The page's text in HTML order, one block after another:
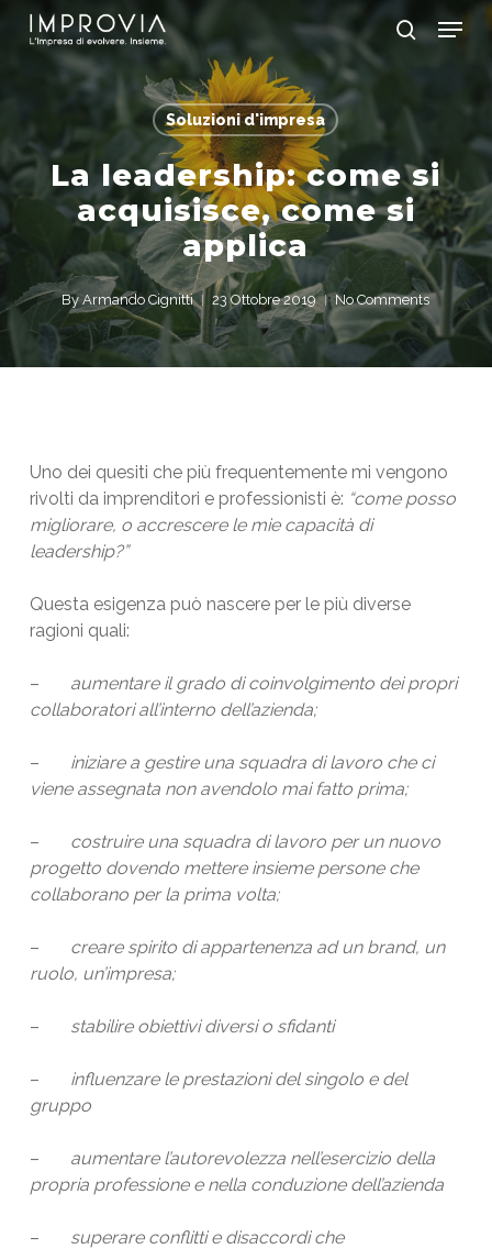
Skip
Menu
Soluzioni d'impresa
La leadership: come si
acquisisce, come si
applica
By Armando Cignitti 23 Ottobre 2019 No Comments
Uno dei quesiti che più frequentemente mi vengono
rivolti da imprenditori e professionisti è: “come posso
migliorare, o accrescere le mie capacità di
leadership?”
Questa esigenza può nascere per le più diverse
ragioni quali:
– aumentare il grado di coinvolgimento dei propri
collaboratori all’interno dell’azienda;
– iniziare a gestire una squadra di lavoro che ci
viene assegnata non avendolo mai fatto prima;
– costruire una squadra di lavoro per un nuovo
progetto dovendo mettere insieme persone che
collaborano per la prima volta;
– creare spirito di appartenenza ad un brand, un
ruolo, un’impresa;
– stabilire obiettivi diversi o sfidanti
– influenzare le prestazioni del singolo e del
gruppo
– aumentare l’autorevolezza nell’esercizio della
propria professione e nella conduzione dell’azienda
– superare conflitti e disaccordi che